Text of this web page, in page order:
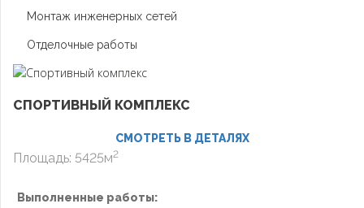
Монтаж инженерных сетей
Отделочные работы
СПОРТИВНЫЙ КОМПЛЕКС
СМОТРЕТЬ В ДЕТАЛЯХ
Площадь: 5425м2
Выполненные работы: